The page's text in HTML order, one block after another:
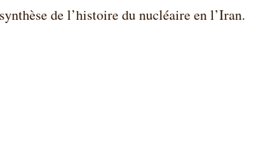
de l’histoire du nucléaire en l’Iran.